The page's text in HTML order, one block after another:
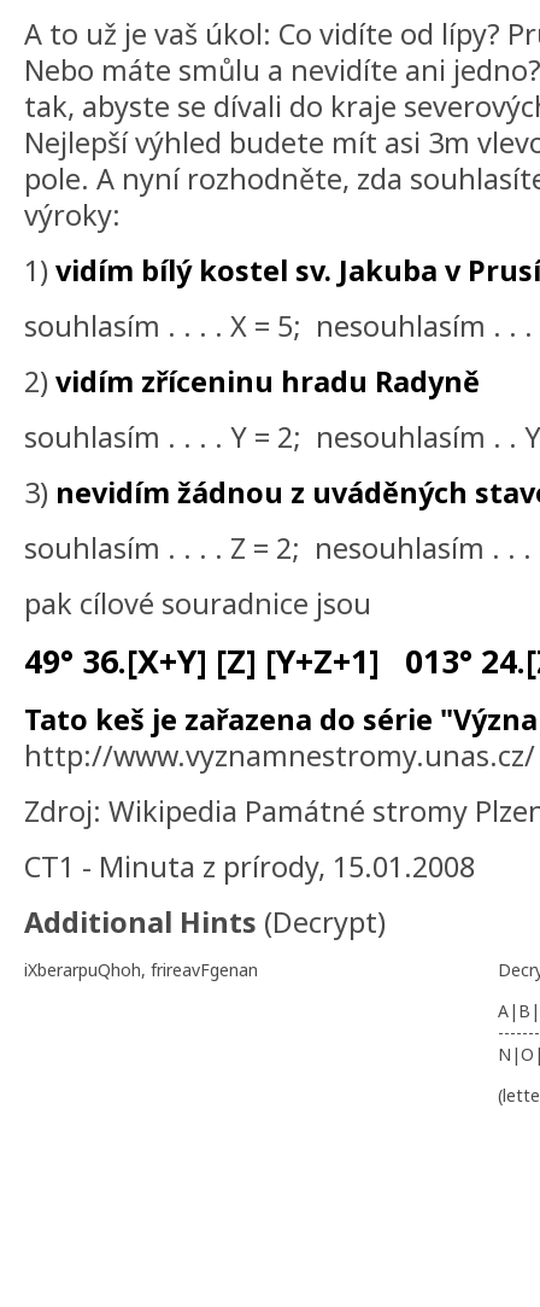
A to už je vaš úkol: Co vidíte od lípy?
Nebo máte smůlu a nevidíte ani
tak, abyste se dívali do kraje
Nejlepší výhled budete mít asi 3m
pole. A nyní rozhodněte, zda
výroky:
1) vidím bílý kostel sv. Jakuba v
souhlasím . . . . X = 5; nesouhlasím . . .
2) vidím zříceninu hradu Radyně
souhlasím . . . . Y = 2; nesouhlasím . .
3) nevidím žádnou z uváděných
souhlasím . . . . Z = 2; nesouhlasím . . .
pak cílové souradnice jsou
49° 36.[X+Y] [Z] [Y+Z+1] 013°
Tato keš je zařazena do série
http://www.vyznamnestromy.unas.cz/
Zdroj: Wikipedia Památné stromy
CT1 - Minuta z prírody, 15.01.2008
Additional Hints (Decrypt)
iXberarpuQhoh, frireavFgenan